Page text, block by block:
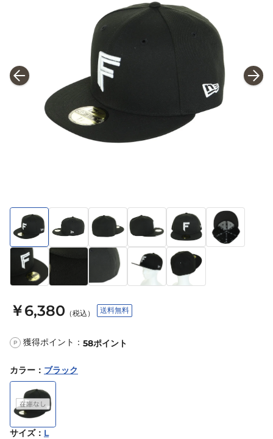
￥6,380 （税込） 送料無料
P 獲得ポイント： 58ポイント
カラー ： ブラック
サイズ： L